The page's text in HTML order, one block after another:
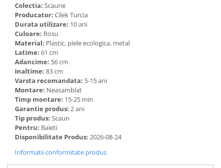
Colectia: Scaune
Producator: Cilek Turcia
Durata utilizare: 10 ani
Culoare: Rosu
Material: Plastic, piele ecologica, metal
Latime: 61 cm
Adancime: 56 cm
Inaltime: 83 cm
Varsta recomandata: 5-15 ani
Montare: Neasamblat
Timp montare: 15-25 min
Garantie produs: 2 ani
Tip produs: Scaun
Pentru: Baieti
Disponibilitate Produs: 2026-08-24
Informatii conformitate produs